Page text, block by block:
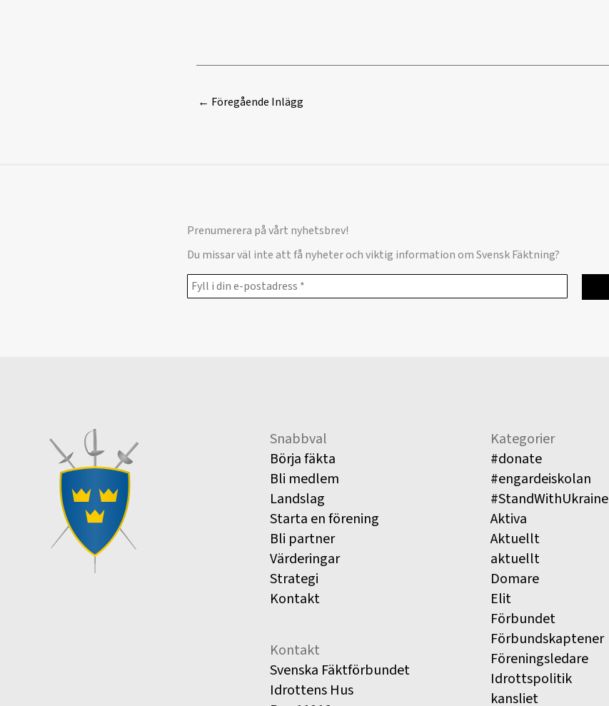
← Föregående Inlägg
Prenumerera på vårt nyhetsbrev!
Du missar väl inte att få nyheter och viktig information om Svensk Fäktning?
Snabbval
Börja fäkta
Bli medlem
Landslag
Starta en förening
Bli partner
Värderingar
Strategi
Kontakt
Kontakt
Svenska Fäktförbundet
Idrottens Hus
Kategorier
#donate
#engardeiskolan
#StandWithUkraine
Aktiva
Aktuellt
aktuellt
Domare
Elit
Förbundet
Förbundskaptener
Föreningsledare
Idrottspolitik
kansliet